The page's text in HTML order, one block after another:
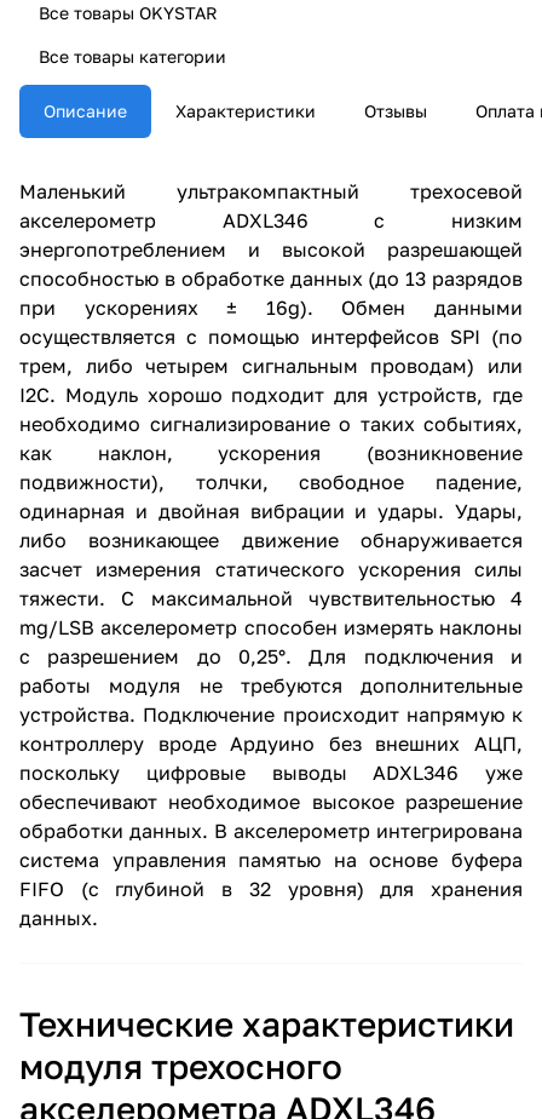
Все товары OKYSTAR
Все товары категории
Описание Характеристики Отзывы Оплата
Маленький ультракомпактный трехосевой
акселерометр ADXL346 с низким
энергопотреблением и высокой разрешающей
способностью в обработке данных (до 13 разрядов
при ускорениях ± 16g). Обмен данными
осуществляется с помощью интерфейсов SPI (по
трем, либо четырем сигнальным проводам) или
I2C. Модуль хорошо подходит для устройств, где
необходимо сигнализирование о таких событиях,
как наклон, ускорения (возникновение
подвижности), толчки, свободное падение,
одинарная и двойная вибрации и удары. Удары,
либо возникающее движение обнаруживается
засчет измерения статического ускорения силы
тяжести. С максимальной чувствительностью 4
mg/LSB акселерометр способен измерять наклоны
с разрешением до 0,25°. Для подключения и
работы модуля не требуются дополнительные
устройства. Подключение происходит напрямую к
контроллеру вроде Ардуино без внешних АЦП,
поскольку цифровые выводы ADXL346 уже
обеспечивают необходимое высокое разрешение
обработки данных. В акселерометр интегрирована
система управления памятью на основе буфера
FIFO (с глубиной в 32 уровня) для хранения
данных.
Технические характеристики
модуля трехосного
акселерометра ADXL346